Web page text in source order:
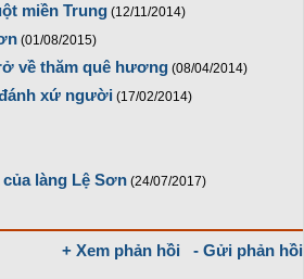
miền Trung (12/11/2014)
(01/08/2015)
về thăm quê hương (08/04/2014)
xứ người (17/02/2014)
làng Lệ Sơn (24/07/2017)
+ Xem phản hồi - Gửi phản hồi